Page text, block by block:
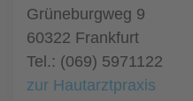
Grüneburgweg 9
60322 Frankfurt
Tel.: (069) 5971122
zur Hautarztpraxis